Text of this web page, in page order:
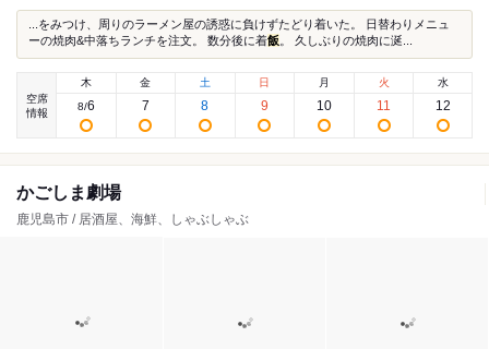
...をみつけ、周りのラーメン屋の誘惑に負けずたどり着いた。 日替わりメニュ
ーの焼肉&中落ちランチを注文。 数分後に着飯 。 久しぶりの焼肉に涎...
空席
情報
木
8/6
金
7
土
8
日
9
月
10
火
11
水
12
かごしま劇場
鹿児島市 / 居酒屋、海鮮、しゃぶしゃぶ